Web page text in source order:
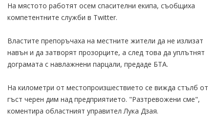
На мястото работят осем спасителни екипа, съобщиха
компетентните служби в Тwitter.
Властите препоръчаха на местните жители да не излизат
навън и да затворят прозорците, а след това да уплътнят
дограмата с навлажнени парцали, предаде БТА.
На километри от местопроизшествието се вижда стълб от
гъст черен дим над предприятието. "Разтревожени сме",
коментира областният управител Лука Дзая.